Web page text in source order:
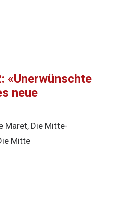
«Unerwünschte
neue
Maret, Die Mitte-
Mitte